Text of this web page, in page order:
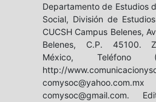
Departamento de Estudios
Social, División de
CUCSH Campus Belenes,
Belenes, C.P. 45100.
México, Teléfono
http://
comysoc@gmail.com.